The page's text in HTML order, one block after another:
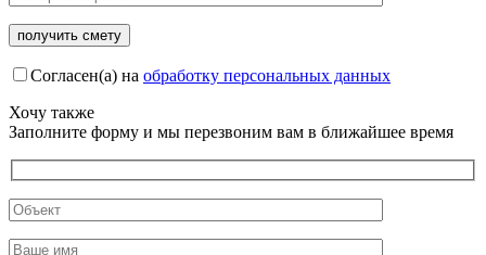
Согласен(а) на обработку персональных данных
Хочу также
Заполните форму и мы перезвоним вам в ближайшее время